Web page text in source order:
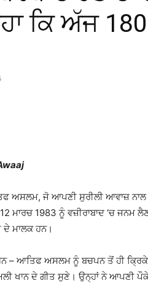
ਕਿ ਅੱਜ
ਅਸਲਮ, ਜੋ ਆਪਣੀ ਸੁਰੀਲੀ ਆਵਾਜ਼ ਨਾਲ
ਮਾਰਚ 1983 ਨੂੰ ਵਜ਼ੀਰਾਬਾਦ ‘ਚ ਜਨਮ
ਦੇ ਮਾਲਕ ਹਨ।
– ਆਤਿਫ ਅਸਲਮ ਨੂੰ ਬਚਪਨ ਤੋਂ ਹੀ
ਖਾਨ ਦੇ ਗੀਤ ਸੁਣੇ। ਉਨ੍ਹਾਂ ਨੇ ਆਪਣੀ